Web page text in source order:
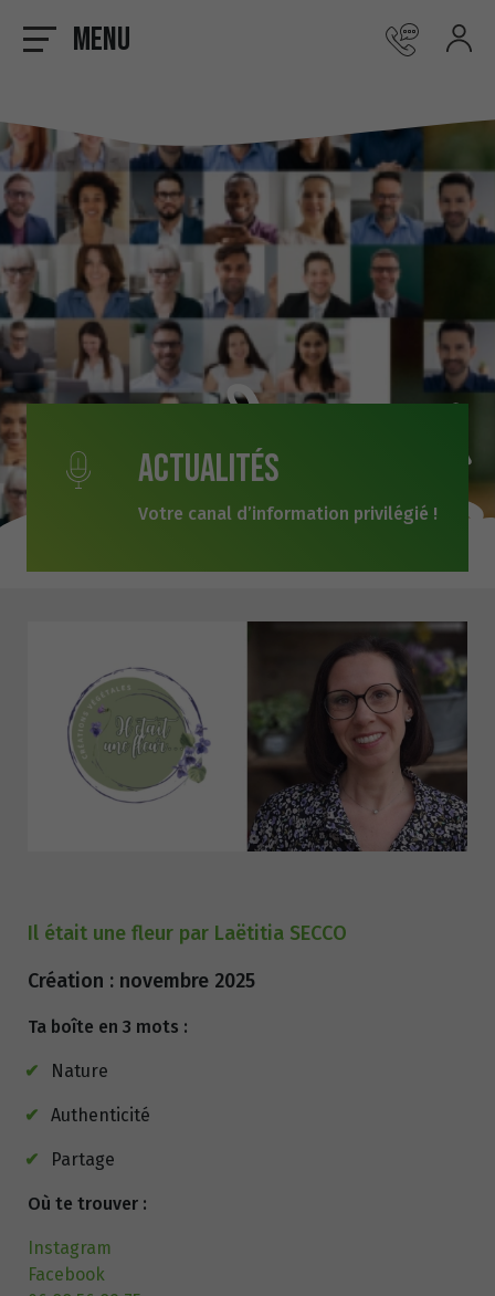
Menu
Actualités
Votre canal d’information privilégié !
Il était une fleur par Laëtitia SECCO
Création : novembre 2025
Ta boîte en 3 mots :
Nature
Authenticité
Partage
Où te trouver :
Instagram
Facebook